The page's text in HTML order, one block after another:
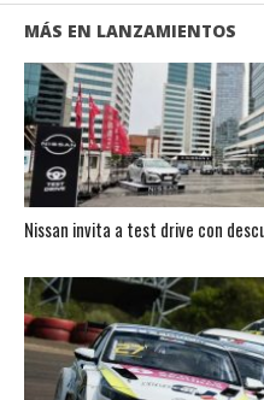
MÁS EN LANZAMIENTOS
Nissan invita a test drive con